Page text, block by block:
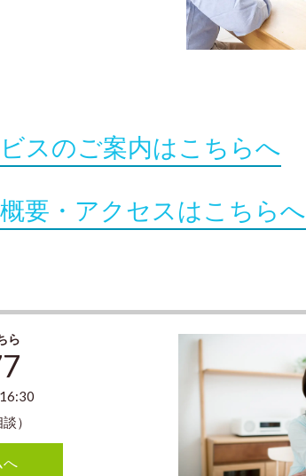
スのご案内はこちらへ
要・アクセスはこちらへ
ら
）
へ